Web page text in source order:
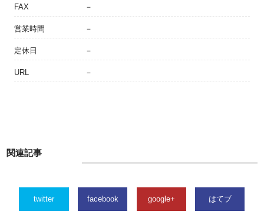
FAX －
営業時間 －
定休日 －
URL －
関連記事
twitter facebook google+ はてブ